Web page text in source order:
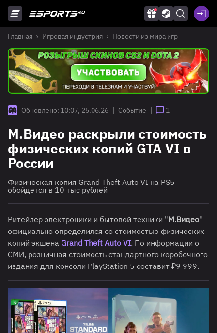
Главная Игровая индустрия Новости из мира игр
Обновлено: 10:07, 25.06.26 | Событие | 1
М.Видео раскрыли стоимость
физических копий GTA VI в
России
Физическая копия Grand Theft Auto VI на PS5
обойдется в 10 тыс рублей
Ритейлер электроники и бытовой техники "М.Видео"
официально определился со стоимостью физических
копий экшена Grand Theft Auto VI. По информации от
СМИ, розничная стоимость стандартного коробочного
издания для консоли PlayStation 5 составит ₽9 999.